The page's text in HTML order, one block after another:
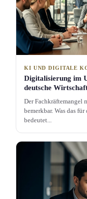
KI UND DIGITALE
Digitalisierung im
deutsche
Der Fachkräftemangel
bemerkbar. Was das
bedeutet...